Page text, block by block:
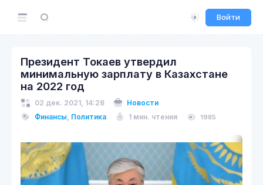
Войти
Президент Токаев утвердил
минимальную зарплату в Казахстане
на 2022 год
02 дек. 2021, 14:28
Новости
Финансы, Политика 1 мин. чтения 1985